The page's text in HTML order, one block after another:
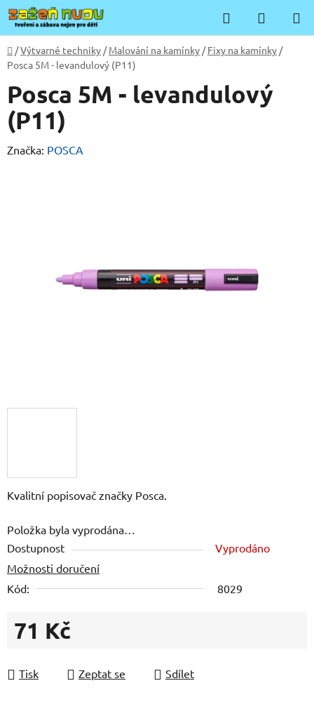
Přejít
na
obsah
Hledat
KOŠÍK
Domů
/Výtvarné techniky / Malování na kamínky / Fixy na kamínky /
Posca 5M - levandulový (P11)
Kvalitní popisovač značky Posca.
Položka byla vyprodána…
Dostupnost
Vyprodáno
Možnosti doručení
Kód:
8029
71 Kč
Tisk
Zeptat se Sdílet
Posca 5M - levandulový
(P11)
Značka: POSCA